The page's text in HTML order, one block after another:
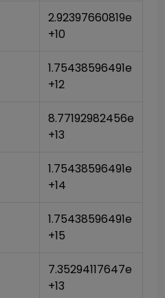
2.92397660819e
+10
1.75438596491e
+12
8.77192982456e
+13
1.75438596491e
+14
1.75438596491e
+15
7.35294117647e
+13